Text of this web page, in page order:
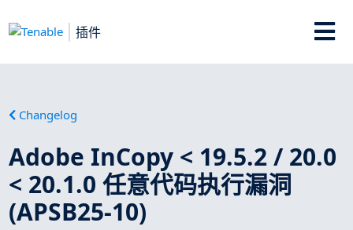
插件
Changelog
Adobe InCopy < 19.5.2 / 20.0
< 20.1.0 任意代码执行漏洞
(APSB25-10)